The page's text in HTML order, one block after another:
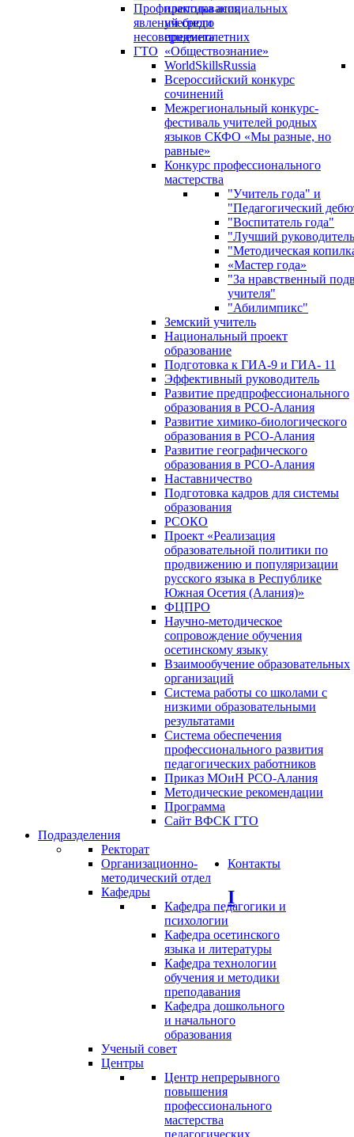
преподавания
учебного
предмета
«Обществознание»
WorldSkillsRussia
Всероссийский конкурс
сочинений
Межрегиональный конкурс-
фестиваль учителей родных
языков СКФО «Мы разные, но
равные»
Конкурс профессионального
мастерства
"Учитель года" и
"Педагогический
"Воспитатель года"
"Лучший
"Методическая
«Мастер года»
"За нравственный
учителя"
"Абилимпикс"
Земский учитель
Национальный проект
образование
Подготовка к ГИА-9 и ГИА- 11
Эффективный руководитель
Развитие предпрофессионального
образования в РСО-Алания
Развитие химико-биологического
образования в РСО-Алания
Развитие географического
образования в РСО-Алания
Наставничество
Подготовка кадров для системы
образования
РСОКО
Проект «Реализация
образовательной политики по
продвижению и популяризации
русского языка в Республике
Южная Осетия (Алания)»
ФЦПРО
Научно-методическое
сопровождение обучения
осетинскому языку
Взаимообучение образовательных
организаций
Система работы со школами с
низкими образовательными
результатами
Система обеспечения
профессионального развития
педагогических работников
Профилактика асоциальных
явлений среди
несовершеннолетних
ГТО
Приказ МОиН РСО-Алания
Методические рекомендации
Программа
Сайт ВФСК ГТО
Подразделения
Ректорат
Организационно-
методический отдел
Кафедры
Кафедра педагогики и
психологии
Кафедра осетинского
языка и литературы
Кафедра технологии
обучения и методики
преподавания
Кафедра дошкольного
и начального
образования
Ученый совет
Центры
Центр непрерывного
повышения
профессионального
мастерства
педагогических
Контакты
I